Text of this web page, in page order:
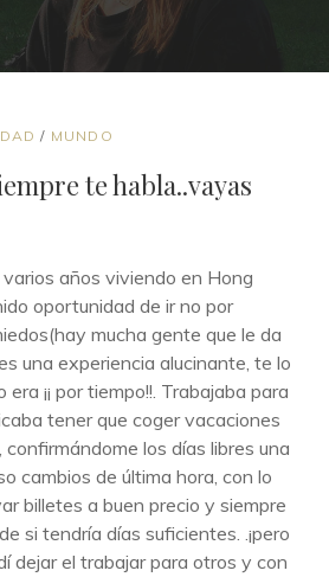
/ MUNDO
te habla..vayas
años viviendo en Hong
oportunidad de ir no por
mucha gente que le da
una experiencia alucinante, te lo
¡¡ por tiempo!!. Trabajaba para
tener que coger vacaciones
confirmándome los días libres una
cambios de última hora, con lo
billetes a buen precio y siempre
si tendría días suficientes. .¡pero
dejar el trabajar para otros y con